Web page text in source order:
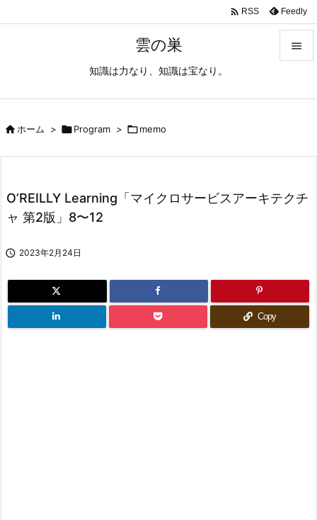
雲の巣
知識は力なり、知識は宝なり。

次へ
 RSS Feedly
ホーム > Program > memo
O’REILLY Learning「マイクロサービスアーキテクチ
ャ 第2版」8〜12
 2023年2月24日
Copy